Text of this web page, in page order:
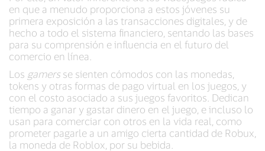
en que a menudo proporciona a estos jóvenes su
primera exposición a las transacciones digitales, y de
hecho a todo el sistema financiero, sentando las bases
para su comprensión e influencia en el futuro del
comercio en línea.
Los gamersse sienten cómodos con las monedas,
tokens y otras formas de pago virtual en los juegos, y
con el costo asociado a sus juegos favoritos. Dedican
tiempo a ganar y gastar dinero en el juego, e incluso lo
usan para comerciar con otros en la vida real, como
prometer pagarle a un amigo cierta cantidad de Robux,
la moneda de Roblox, por su bebida.